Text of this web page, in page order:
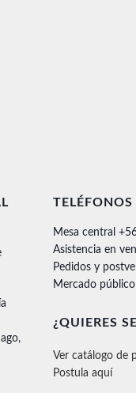
Mesa central
Asistencia en
Pedidos y
Mercado
¿QUIERES
Ver catálogo de
Postula aquí